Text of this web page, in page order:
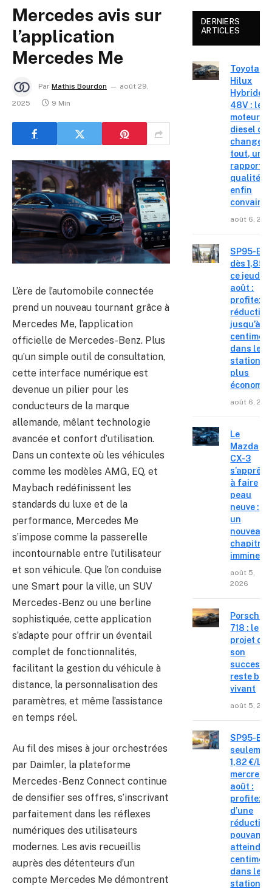
Mercedes avis sur
l’application
Mercedes Me
Par Mathis Bourdon
août 29,
2025
9 Min
L’ère de l’automobile connectée
prend un nouveau tournant grâce à
Mercedes Me, l’application
officielle de Mercedes-Benz. Plus
qu’un simple outil de consultation,
cette interface numérique est
devenue un pilier pour les
conducteurs de la marque
allemande, mêlant technologie
avancée et confort d’utilisation.
Dans un contexte où les véhicules
comme les modèles AMG, EQ, et
Maybach redéfinissent les
standards du luxe et de la
performance, Mercedes Me
s’impose comme la passerelle
incontournable entre l’utilisateur
et son véhicule. Que l’on conduise
une Smart pour la ville, un SUV
Mercedes-Benz ou une berline
sophistiquée, cette application
s’adapte pour offrir un éventail
complet de fonctionnalités,
facilitant la gestion du véhicule à
distance, la personnalisation des
paramètres, et même l’assistance
en temps réel.
Au fil des mises à jour orchestrées
par Daimler, la plateforme
Mercedes-Benz Connect continue
de densifier ses offres, s’inscrivant
parfaitement dans les réflexes
numériques des utilisateurs
modernes. Les avis recueillis
auprès des détenteurs d’un
compte Mercedes Me démontrent
DERNIERS
ARTICLES
Toyota
Hilux
Hybride
48V : le
moteur
diesel qui
change
tout, un
rapport
qualité-
enfin
août 6,
SP95-E10
dès 1,85
ce jeudi 6
août :
profitez
jusqu’à 15
centimes
dans les
stations
plus
août 6,
Le
Mazda
CX-3
s’apprête
à faire
peau
neuve :
un
nouveau
chapitre
imminent
août 5,
2026
Porsche
718 : le
projet de
son
reste bien
vivant
août 5,
SP95-E10
1,82 €/L
mercredi
août :
profitez
d’une
réduction
pouvant
atteindre
centimes
dans les
stations-